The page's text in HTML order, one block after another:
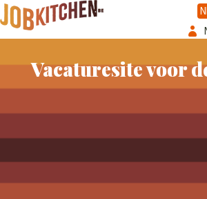
Vacaturesite voor